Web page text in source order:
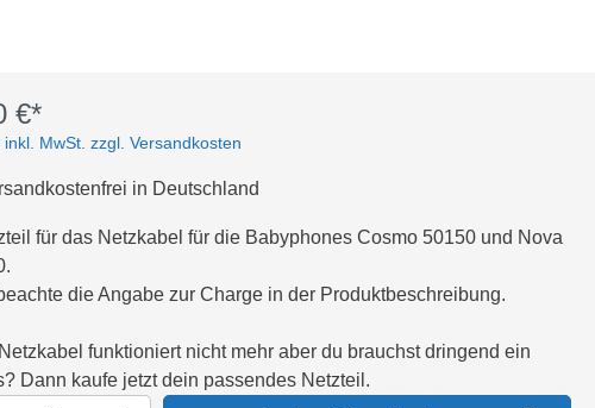
€*
inkl. MwSt. zzgl. Versandkosten
in Deutschland
für das Netzkabel für die Babyphones Cosmo 50150 und Nova
die Angabe zur Charge in der Produktbeschreibung.
funktioniert nicht mehr aber du brauchst dringend ein
Dann kaufe jetzt dein passendes Netzteil.